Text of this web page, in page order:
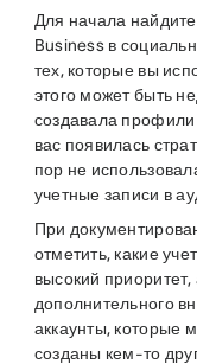
Для начала
Business в
тех, которые вы
этого может быть
создавала профили
вас появилась
пор не
учетные записи в
При
отметить, какие
высокий
дополнительного
аккаунты, которые
созданы кем-то